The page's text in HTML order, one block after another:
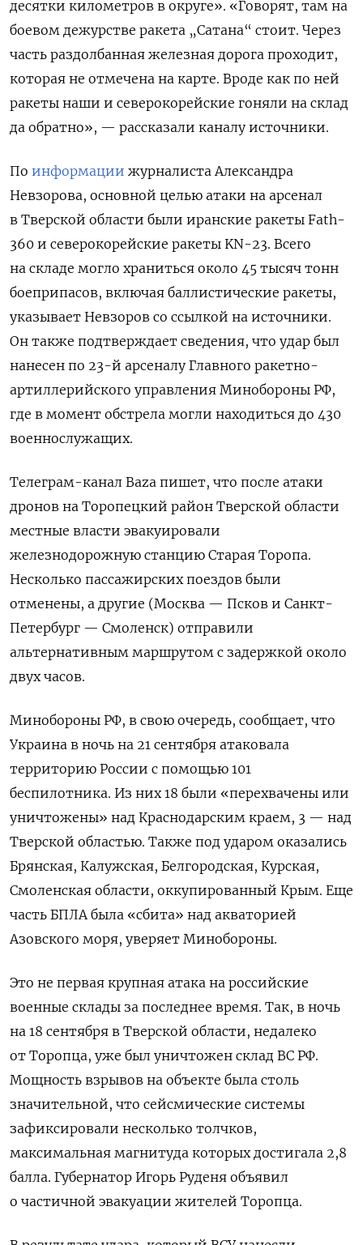
десятки километров в округе». «Говорят, там на
боевом дежурстве ракета „Сатана“ стоит. Через
часть раздолбанная железная дорога проходит,
которая не отмечена на карте. Вроде как по ней
ракеты наши и северокорейские гоняли на склад
да обратно», — рассказали каналу источники.
По информации журналиста Александра
Невзорова, основной целью атаки на арсенал
в Тверской области были иранские ракеты Fath-
360 и северокорейские ракеты KN-23. Всего
на складе могло храниться около 45 тысяч тонн
боеприпасов, включая баллистические ракеты,
указывает Невзоров со ссылкой на источники.
Он также подтверждает сведения, что удар был
нанесен по 23-й арсеналу Главного ракетно-
артиллерийского управления Минобороны РФ,
где в момент обстрела могли находиться до 430
военнослужащих.
Телеграм-канал Baza пишет, что после атаки
дронов на Торопецкий район Тверской области
местные власти эвакуировали
железнодорожную станцию Старая Торопа.
Несколько пассажирских поездов были
отменены, а другие (Москва — Псков и Санкт-
Петербург — Смоленск) отправили
альтернативным маршрутом с задержкой около
двух часов.
Минобороны РФ, в свою очередь, сообщает, что
Украина в ночь на 21 сентября атаковала
территорию России с помощью 101
беспилотника. Из них 18 были «перехвачены или
уничтожены» над Краснодарским краем, 3 — над
Тверской областью. Также под ударом оказались
Брянская, Калужская, Белгородская, Курская,
Смоленская области, оккупированный Крым. Еще
часть БПЛА была «сбита» над акваторией
Азовского моря, уверяет Минобороны.
Это не первая крупная атака на российские
военные склады за последнее время. Так, в ночь
на 18 сентября в Тверской области, недалеко
от Торопца, уже был уничтожен склад ВС РФ.
Мощность взрывов на объекте была столь
значительной, что сейсмические системы
зафиксировали несколько толчков,
максимальная магнитуда которых достигала 2,8
балла. Губернатор Игорь Руденя объявил
о частичной эвакуации жителей Торопца.